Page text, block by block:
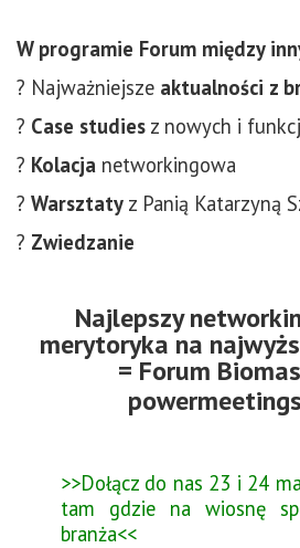
W programie Forum między
? Najważniejsze aktualności z
? Case studies z nowych i
? Kolacja networkingowa
? Warsztaty z Panią Katarzyną
? Zwiedzanie
Najlepszy
merytoryka na
= Forum
>>Dołącz do nas 23 i 24
tam gdzie na wiosnę
branża<<